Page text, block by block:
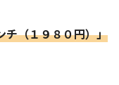
チ（１９８０円）」